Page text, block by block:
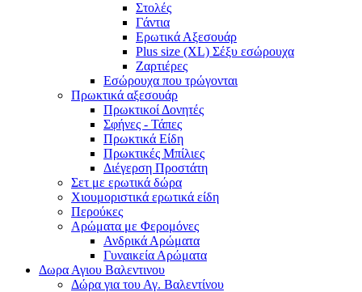
Στολές
Γάντια
Ερωτικά Αξεσουάρ
Plus size (XL) Σέξυ εσώρουχα
Ζαρτιέρες
Εσώρουχα που τρώγονται
Πρωκτικά αξεσουάρ
Πρωκτικοί Δονητές
Σφήνες - Τάπες
Πρωκτικά Είδη
Πρωκτικές Μπίλιες
Διέγερση Προστάτη
Σετ με ερωτικά δώρα
Χιουμοριστικά ερωτικά είδη
Περούκες
Αρώματα με Φερομόνες
Ανδρικά Αρώματα
Γυναικεία Αρώματα
Δωρα Αγιου Βαλεντινου
Δώρα για του Αγ. Βαλεντίνου